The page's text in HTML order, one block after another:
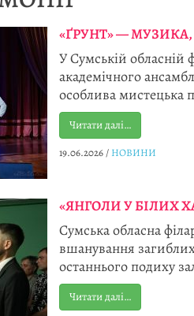
«ҐРУНТ» —
У Сумській обласній
академічного
особлива мистецька
Читати далі…
19.06.2026 / НОВИНИ
«ЯНГОЛИ У БІЛИХ
Сумська обласна
вшанування
останнього подиху
Читати далі…